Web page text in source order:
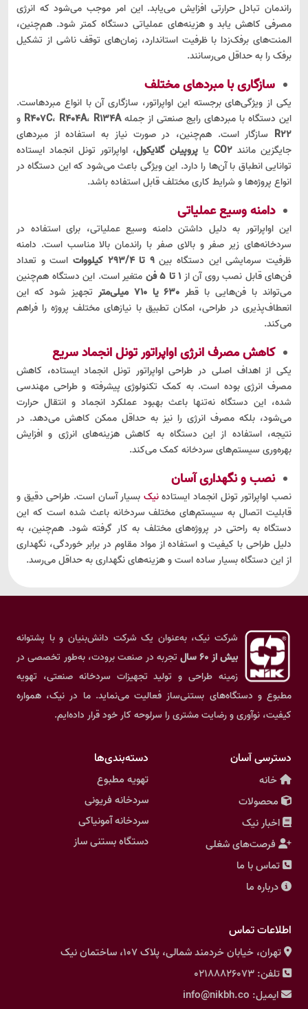
راندمان تبادل حرارتی افزایش می‌یابد. این امر موجب می‌شود که انرژی
مصرفی کاهش یابد و هزینه‌های عملیاتی دستگاه کمتر شود. هم‌چنین،
المنت‌های برفک‌زدا با ظرفیت استاندارد، زمان‌های توقف ناشی از تشکیل
برفک را به حداقل می‌رسانند.
سازگاری با مبردهای مختلف
یکی از ویژگی‌های برجسته این اواپراتور، سازگاری آن با انواع مبردهاست.
این دستگاه با مبردهای رایج صنعتی از جمله
R407C، R404A، R134A
و
R22 سازگار است. هم‌چنین، در صورت نیاز به استفاده از مبردهای
جایگزین مانند CO2 یا پروپیلن گلایکول، اواپراتور تونل انجماد ایستاده
توانایی انطباق با آن‌ها را دارد. این ویژگی باعث می‌شود که این دستگاه در
انواع پروژه‌ها و شرایط کاری مختلف قابل استفاده باشد.
دامنه وسیع عملیاتی
این اواپراتور به دلیل داشتن دامنه وسیع عملیاتی، برای استفاده در
سردخانه‌های زیر صفر و بالای صفر با راندمان بالا مناسب است. دامنه
ظرفیت سرمایشی این دستگاه بین9 تا 293/4 کیلووات
است و تعداد
فن‌های قابل نصب روی آن از 1 تا 5 فن
متغیر است. این دستگاه هم‌چنین
می‌تواند با فن‌هایی با قطر 630 یا 710 میلی‌متر
تجهیز شود که این
انعطاف‌پذیری در طراحی، امکان تطبیق با نیازهای مختلف پروژه را فراهم
می‌کند.
کاهش مصرف انرژی اواپراتور تونل انجماد سریع
یکی از اهداف اصلی در طراحی اواپراتور تونل انجماد ایستاده، کاهش
مصرف انرژی بوده است. به کمک تکنولوژی پیشرفته و طراحی مهندسی
شده، این دستگاه نه‌تنها باعث بهبود عملکرد انجماد و انتقال حرارت
می‌شود، بلکه مصرف انرژی را نیز به حداقل ممکن کاهش می‌دهد. در
نتیجه، استفاده از این دستگاه به کاهش هزینه‌های انرژی و افزایش
بهره‌وری سیستم‌های سردخانه کمک می‌کند.
نصب و نگهداری آسان
نصب اواپراتور تونل انجماد ایستادهنیک بسیار آسان است. طراحی دقیق و
قابلیت اتصال به سیستم‌های مختلف سردخانه باعث شده است که این
دستگاه به راحتی در پروژه‌های مختلف به کار گرفته شود. هم‌چنین، به
دلیل طراحی با کیفیت و استفاده از مواد مقاوم در برابر خوردگی، نگهداری
از این دستگاه بسیار ساده است و هزینه‌های نگهداری به حداقل می‌رسد.
شرکت نیک، به‌عنوان یک شرکت دانش‌بنیان و با پشتوانه
بیش از ۶۰ سال
تجربه در صنعت برودت، به‌طور تخصصی در
زمینه طراحی و تولید تجهیزات سردخانه صنعتی، تهویه
مطبوع و دستگاه‌های بستنی‌ساز فعالیت می‌نماید. ما در نیک، همواره
کیفیت، نوآوری و رضایت مشتری را سرلوحه کار خود قرار داده‌ایم.
دسترسی آسان
خانه
محصولات
اخبار نیک
فرصت‌های شغلی
تماس با ما
درباره ما
دسته‌بندی‌ها
تهویه مطبوع
سردخانه فریونی
سردخانه آمونیاکی
دستگاه بستنی ساز
اطلاعات تماس
تهران، خیابان خردمند شمالی، پلاک 107، ساختمان نیک
تلفن: 02188826073
ایمیل: info@nikbh.co